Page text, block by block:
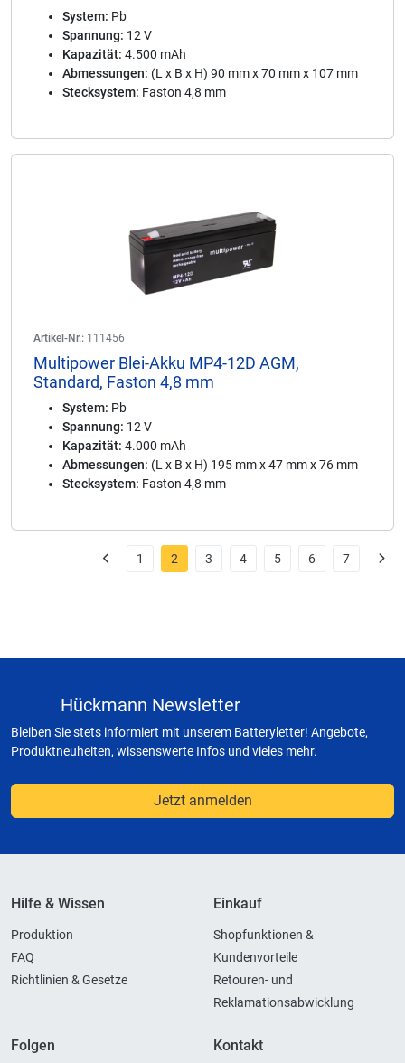
System: Pb
Spannung: 12 V
Kapazität: 4.500 mAh
Abmessungen: (L x B x H) 90 mm x 70 mm x 107 mm
Stecksystem: Faston 4,8 mm
Artikel-Nr.: 111456
Multipower Blei-Akku MP4-12D AGM,
Standard, Faston 4,8 mm
System: Pb
Spannung: 12 V
Kapazität: 4.000 mAh
Abmessungen: (L x B x H) 195 mm x 47 mm x 76 mm
Stecksystem: Faston 4,8 mm
1 2 3 4 5 6 7
Hückmann Newsletter
Bleiben Sie stets informiert mit unserem Batteryletter! Angebote,
Produktneuheiten, wissenswerte Infos und vieles mehr.
Jetzt anmelden
Hilfe & Wissen
Produktion
FAQ
Richtlinien & Gesetze
Einkauf
Shopfunktionen &
Kundenvorteile
Retouren- und
Reklamationsabwicklung
Folgen Kontakt